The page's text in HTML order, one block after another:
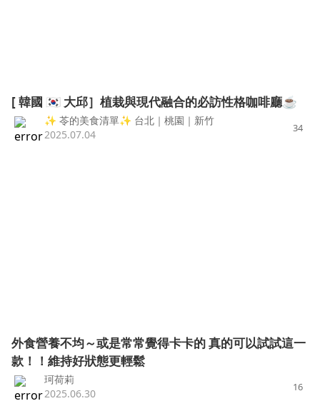
[ 韓國 🇰🇷 大邱］植栽與現代融合的必訪性格咖啡廳☕️
✨ 苓的美食清單✨ 台北｜桃園｜新竹
2025.07.04
34
外食營養不均～或是常常覺得卡卡的 真的可以試試這一
款！！維持好狀態更輕鬆
珂荷莉
2025.06.30
16